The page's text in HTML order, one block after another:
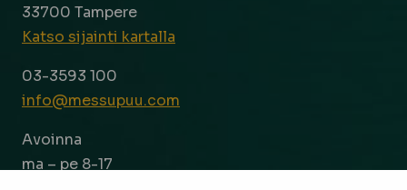
33700 Tampere
Katso sijainti kartalla
03-3593 100
info@messupuu.com
Avoinna
ma – pe 8-17